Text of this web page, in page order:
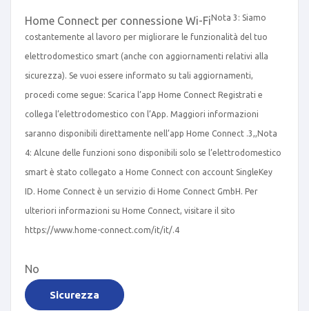
Home Connect per connessione Wi-FiNota 3: Siamo
costantemente al lavoro per migliorare le funzionalità del tuo
elettrodomestico smart (anche con aggiornamenti relativi alla
sicurezza). Se vuoi essere informato su tali aggiornamenti,
procedi come segue: Scarica l’app Home Connect Registrati e
collega l’elettrodomestico con l’App. Maggiori informazioni
saranno disponibili direttamente nell’app Home Connect .3,,Nota
4: Alcune delle funzioni sono disponibili solo se l’elettrodomestico
smart è stato collegato a Home Connect con account SingleKey
ID. Home Connect è un servizio di Home Connect GmbH. Per
ulteriori informazioni su Home Connect, visitare il sito
https://www.home-connect.com/it/it/.4
No
Sicurezza